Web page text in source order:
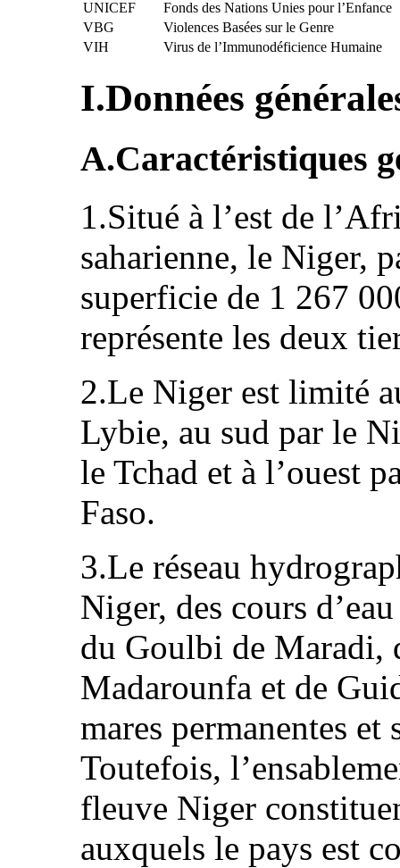
UNICEF
Fonds des Nations Unies pour l’Enfance
VBG
Violences Basées sur le Genre
VIH
Virus de l’Immunodéficience Humaine
I.Données
A.Caractéristiques
1.Situé à l’est de
saharienne, le Niger,
superficie de 1 267
représente les deux
2.Le Niger est limité
Lybie, au sud par le
le Tchad et à l’ouest
Faso.
3.Le réseau
Niger, des cours
du Goulbi de Maradi,
Madarounfa et de
mares permanentes et
Toutefois,
fleuve Niger
auxquels le pays est